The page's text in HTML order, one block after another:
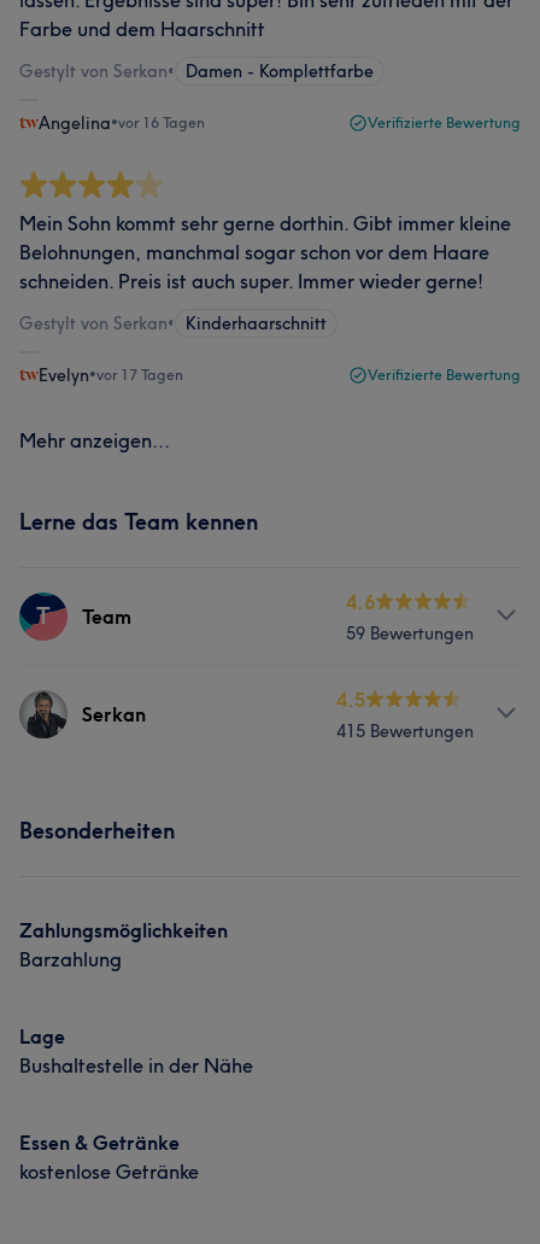
Farbe und dem Haarschnitt
Gestylt von Serkan• Damen - Komplettfarbe
Angelina•vor 16 Tagen Verifizierte Bewertung
Mein Sohn kommt sehr gerne dorthin. Gibt immer kleine
Belohnungen, manchmal sogar schon vor dem Haare
schneiden. Preis ist auch super. Immer wieder gerne!
Gestylt von Serkan• Kinderhaarschnitt
Evelyn•vor 17 Tagen Verifizierte Bewertung
Mehr anzeigen...
Lerne das Team kennen
T Team
4.6
59 Bewertungen
Services
Serkan
4.5
415 Bewertungen
Portfolio
Besonderheiten
Zahlungsmöglichkeiten
Barzahlung
Lage
Bushaltestelle in der Nähe
Essen & Getränke
kostenlose Getränke